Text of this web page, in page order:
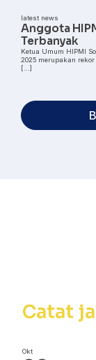
latest news
Anggota
Terbanyak
Ketua Umum HIPMI
2025 merupakan
[…]
Catat
Okt